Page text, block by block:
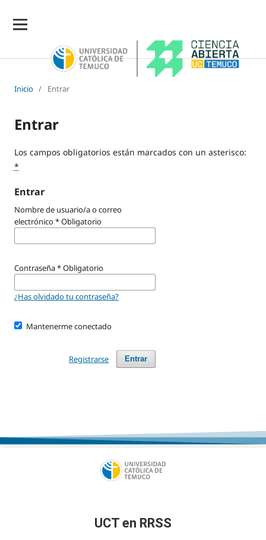
Inicio / Entrar
Entrar
Los campos obligatorios están marcados con un asterisco:
*
Entrar
Nombre de usuario/a o correo
electrónico*Obligatorio
Contraseña*Obligatorio
¿Has olvidado tu contraseña?
Mantenerme conectado
Entrar
Registrarse
UCT en RRSS